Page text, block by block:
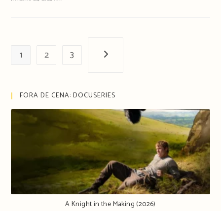
1 2 3 Próxima página
FORA DE CENA: DOCUSERIES
A Knight in the Making (2026)